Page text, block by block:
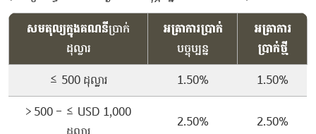
សមតុល្យក្នុងគណនីប្រាក់
ដុល្លារ
អត្រាការប្រាក់
បច្ចុប្បន្ន
អត្រាការ
ប្រាក់ថ្មី
≤ 500​ ដុល្លារ 1.50% 1.50%
> 500 – ≤ USD 1,000​
2.50% 2.50%